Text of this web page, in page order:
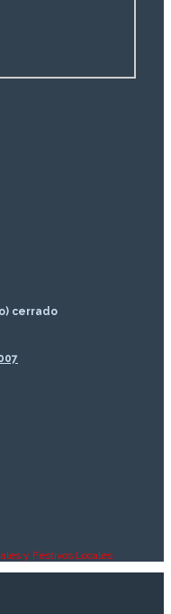
cerrado
y Festivos Locales